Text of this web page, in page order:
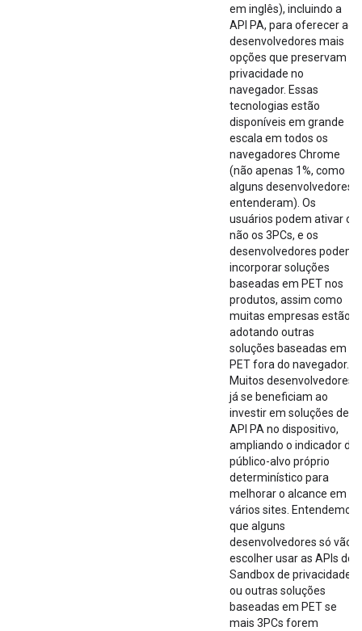
em inglês), incluindo a
API PA, para oferecer aos
desenvolvedores mais
opções que preservam a
privacidade no
navegador. Essas
tecnologias estão
disponíveis em grande
escala em todos os
navegadores Chrome
(não apenas 1%, como
alguns desenvolvedores
entenderam). Os
usuários podem ativar ou
não os 3PCs, e os
desenvolvedores podem
incorporar soluções
baseadas em PET nos
produtos, assim como
muitas empresas estão
adotando outras
soluções baseadas em
PET fora do navegador.
Muitos desenvolvedores
já se beneficiam ao
investir em soluções de
API PA no dispositivo,
ampliando o indicador de
público-alvo próprio
determinístico para
melhorar o alcance em
vários sites. Entendemos
que alguns
desenvolvedores só vão
escolher usar as APIs do
Sandbox de privacidade
ou outras soluções
baseadas em PET se
mais 3PCs forem